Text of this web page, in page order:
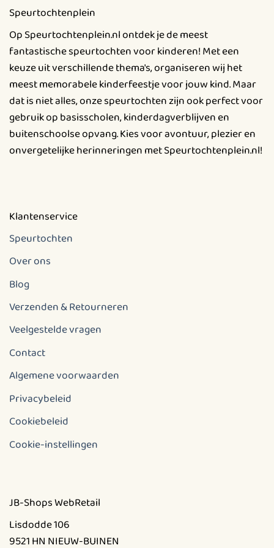
optie
kan
gekozen
worden
op
de
productpagina
Speurtochtenplein
Op Speurtochtenplein.nl ontdek je de meest
fantastische speurtochten voor kinderen! Met een
keuze uit verschillende thema's, organiseren wij het
meest memorabele kinderfeestje voor jouw kind. Maar
dat is niet alles, onze speurtochten zijn ook perfect voor
gebruik op basisscholen, kinderdagverblijven en
buitenschoolse opvang. Kies voor avontuur, plezier en
onvergetelijke herinneringen met Speurtochtenplein.nl!
Klantenservice
Speurtochten
Over ons
Blog
Verzenden & Retourneren
Veelgestelde vragen
Contact
Algemene voorwaarden
Privacybeleid
Cookiebeleid
Cookie-instellingen
JB-Shops WebRetail
Lisdodde 106
9521 HN NIEUW-BUINEN